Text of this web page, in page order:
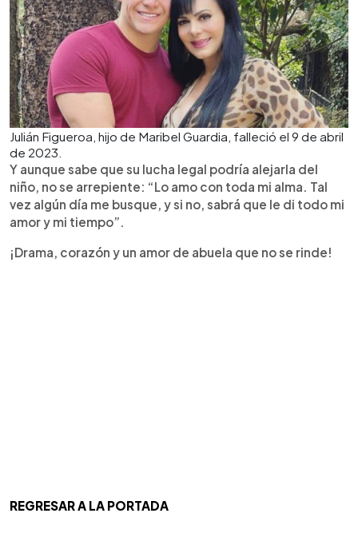
Julián Figueroa, hijo de Maribel Guardia, falleció el 9 de abril
de 2023.
Y aunque sabe que su lucha legal podría alejarla del
niño, no se arrepiente: “Lo amo con toda mi alma. Tal
vez algún día me busque, y si no, sabrá que le di todo mi
amor y mi tiempo”.
¡Drama, corazón y un amor de abuela que no se rinde!
REGRESAR A LA PORTADA